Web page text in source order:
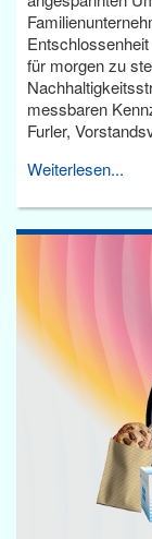
für morgen zu
messbaren
Furler,
Weiterlesen...